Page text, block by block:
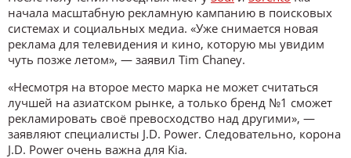
начала масштабную рекламную кампанию в поисковых
системах и социальных медиа. «Уже снимается новая
реклама для телевидения и кино, которую мы увидим
чуть позже летом», — заявил Tim Chaney.
«Несмотря на второе место марка не может считаться
лучшей на азиатском рынке, а только бренд №1 сможет
рекламировать своё превосходство над другими», —
заявляют специалисты J.D. Power. Следовательно, корона
J.D. Power очень важна для Kia.